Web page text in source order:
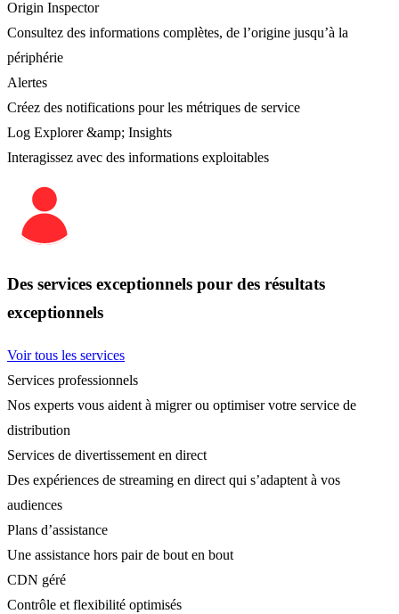
Origin Inspector
Consultez des informations complètes, de l’origine jusqu’à la
périphérie
Alertes
Créez des notifications pour les métriques de service
Log Explorer &amp; Insights
Interagissez avec des informations exploitables
Des services exceptionnels pour des résultats
exceptionnels
Voir tous les services
Services professionnels
Nos experts vous aident à migrer ou optimiser votre service de
distribution
Services de divertissement en direct
Des expériences de streaming en direct qui s’adaptent à vos
audiences
Plans d’assistance
Une assistance hors pair de bout en bout
CDN géré
Contrôle et flexibilité optimisés